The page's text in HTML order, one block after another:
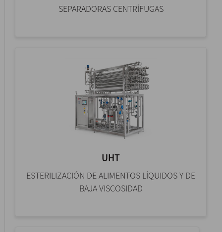
SEPARADORAS CENTRÍFUGAS
UHT
ESTERILIZACIÓN DE ALIMENTOS LÍQUIDOS Y DE
BAJA VISCOSIDAD